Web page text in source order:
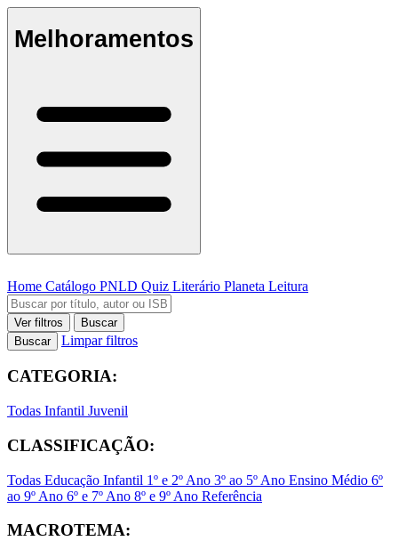
Melhoramentos
Home Catálogo PNLD Quiz Literário Planeta Leitura
Ver filtros
Buscar
Buscar
Limpar filtros
CATEGORIA:
Todas Infantil Juvenil
CLASSIFICAÇÃO:
Todas Educação Infantil 1º e 2º Ano 3º ao 5º Ano Ensino Médio 6º
ao 9º Ano 6º e 7º Ano 8º e 9º Ano Referência
MACROTEMA: